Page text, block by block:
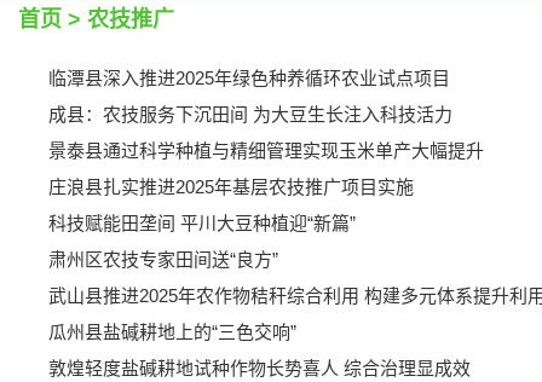
首页 > 农技推广
临潭县深入推进2025年绿色种养循环农业试点项目
成县：农技服务下沉田间 为大豆生长注入科技活力
景泰县通过科学种植与精细管理实现玉米单产大幅提升
庄浪县扎实推进2025年基层农技推广项目实施
科技赋能田垄间 平川大豆种植迎“新篇”
肃州区农技专家田间送“良方”
武山县推进2025年农作物秸秆综合利用 构建多元体系提升利
瓜州县盐碱耕地上的“三色交响”
敦煌轻度盐碱耕地试种作物长势喜人 综合治理显成效